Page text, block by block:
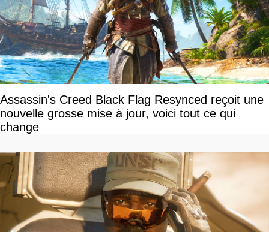
Assassin's Creed Black Flag Resynced reçoit une
nouvelle grosse mise à jour, voici tout ce qui
change